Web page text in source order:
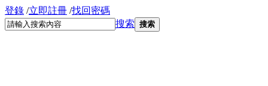
登錄 /立即註冊 /找回密碼
搜索 搜索